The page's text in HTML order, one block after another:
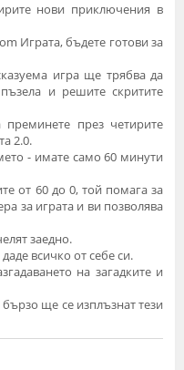
нови приключения в
Играта, бъдете готови за
игра ще трябва да
и решите скритите
през четирите
2.0.
- имате само 60 минути
от 60 до 0, той помага за
за играта и ви позволява
заедно.
всичко от себе си.
на загадките и
ще се изплъзнат тези